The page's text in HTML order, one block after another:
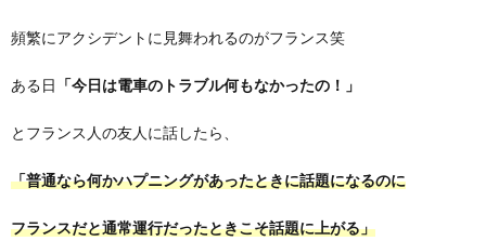
頻繁にアクシデントに見舞われるのがフランス笑
ある日 「今日は電車のトラブル何もなかったの！」
とフランス人の友人に話したら、
「普通なら何かハプニングがあったときに話題になるのに
フランスだと通常運行だったときこそ話題に上がる」